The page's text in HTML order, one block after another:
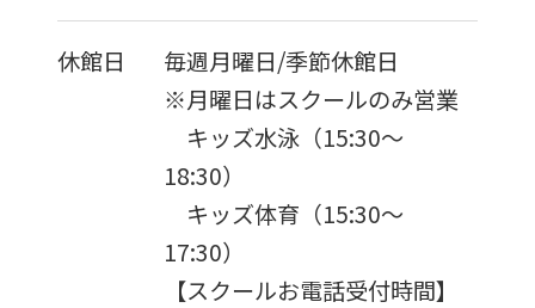
休館日
毎週月曜日/季節休館日
※月曜日はスクールのみ営業
キッズ水泳（15:30〜
18:30）
キッズ体育（15:30〜
17:30）
【スクールお電話受付時間】